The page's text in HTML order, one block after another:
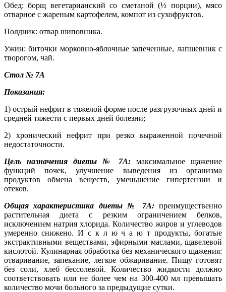
Обед: борщ вегетарианский со сметаной (½ порции), мясо
отварное с жареным картофелем, компот из сухофруктов.
Полдник: отвар шиповника.
Ужин: биточки морковно-яблочные запеченные, лапшевник с
творогом, чай.
Стол № 7А
Показания:
1) острый нефрит в тяжелой форме после разгрузочных дней и
средней тяжести с первых дней болезни;
2) хронический нефрит при резко выраженной почечной
недостаточности.
Цель назначения диеты № 7А: максимальное щажение
функций почек, улучшение выведения из организма
продуктов обмена веществ, уменьшение гипертензии и
отеков.
Общая характеристика диеты № 7А:преимущественно
растительная диета с резким ограничением белков,
исключением натрия хлорида. Количество жиров и углеводов
умеренно снижено. И с к л ю ч а ю т продукты, богатые
экстрактивными веществами, эфирными маслами, щавелевой
кислотой. Кулинарная обработка без механического щажения:
отваривание, запекание, легкое обжаривание. Пищу готовят
без соли, хлеб бессолевой. Количество жидкости должно
соответствовать или не более чем на 300-400 мл превышать
количество мочи больного за предыдущие сутки.